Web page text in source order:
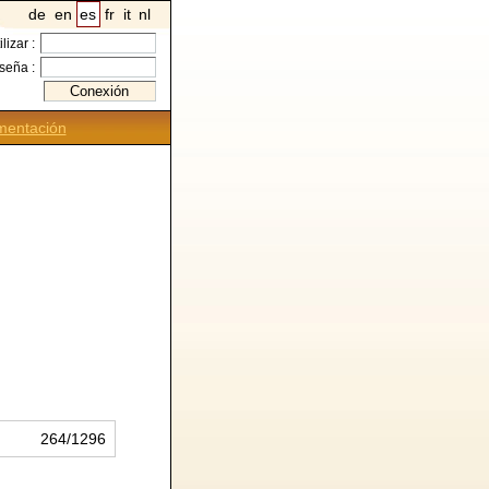
de en es fr it nl
:
:
264/1296